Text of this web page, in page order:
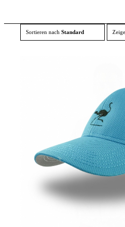
Sortieren nachStandard Zeige